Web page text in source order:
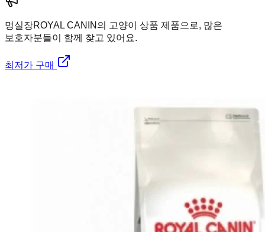
멍실장ROYAL CANIN의 고양이 상품 제품으로, 많은
보호자분들이 함께 찾고 있어요.
최저가 구매